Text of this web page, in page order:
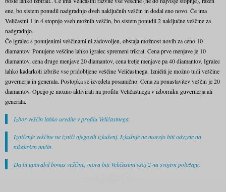
ene, bo sistem ponudil nadgradnjo dveh naključnih veščin in dodal eno novo. Če ima
Veličastni 1 in 4 stopnjo vseh možnih veščin, bo sistem ponudil 2 naključne veščine za
nadgradnjo.
Če igralec s ponujenimi veščinami ni zadovoljen, obstaja možnost novih za ceno 10
diamantov. Ponujene veščine lahko igralec spremeni trikrat. Cena prve menjave je 10
diamantov, cena druge menjave 20 diamantov, cena tretje menjave pa 40 diamantov. Igralec
lahko kadarkoli izbriše vse pridobljene veščine Veličastnega. Izničiti je možno tudi veščine
guvernerja in generala. Postopka se izvedeta posamično. Cena za ponastavitev veščin je 20
diamantov. Opcijo je možno aktivirati na profilu Veličastnega v izborniku guvernerja ali
generala.
Izbor veščin lahko uredite v profilu Veličastnega.
Izničenje veščine ne izniči njegovih izkušenj. Izkušnje ne morejo biti odvzete na
nikakršen način.
Da bi uporabil bonus veščine, mora biti Veličastini vsaj 2 na svojem položaju.